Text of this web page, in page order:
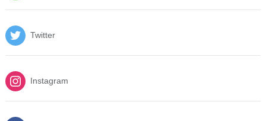
Twitter
Instagram